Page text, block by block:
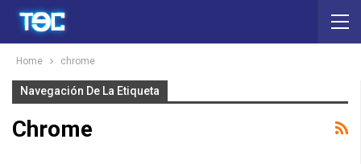
Home chrome
Navegación De La Etiqueta
Chrome